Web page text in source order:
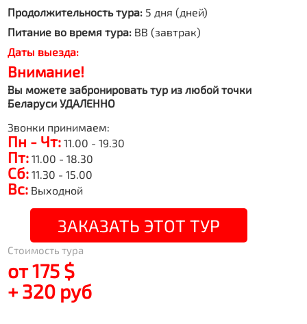
Продолжительность тура: 5 дня (дней)
Питание во время тура: BB (завтрак)
Даты выезда:
Внимание!
Вы можете забронировать тур из любой точки
Беларуси УДАЛЕННО
Звонки принимаем:
Пн - Чт: 11.00 - 19.30
Пт: 11.00 - 18.30
Сб: 11.30 - 15.00
Вс: Выходной
ЗАКАЗАТЬ ЭТОТ ТУР
Стоимость тура
от 175 $
+ 320 руб